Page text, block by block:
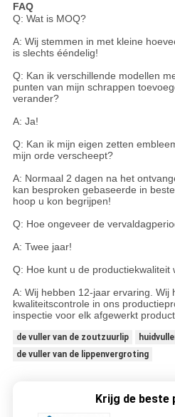
FAQ
Q: Wat is MOQ?
A: Wij stemmen in met kleine
is slechts ééndelig!
Q: Kan ik verschillende modellen
punten van mijn schrappen
verander?
A: Ja!
Q: Kan ik mijn eigen zetten
mijn orde verscheept?
A: Normaal 2 dagen na het
kan besproken gebaseerde in
hoop u kon begrijpen!
Q: Hoe ongeveer de
A: Twee jaar!
Q: Hoe kunt u de productiekwaliteit
A: Wij hebben 12-jaar ervaring. Wij
kwaliteitscontrole in ons
inspectie voor elk afgewerkt
de vuller van de zoutzuurlip
de vuller van de lippenvergroting
Krijg de beste